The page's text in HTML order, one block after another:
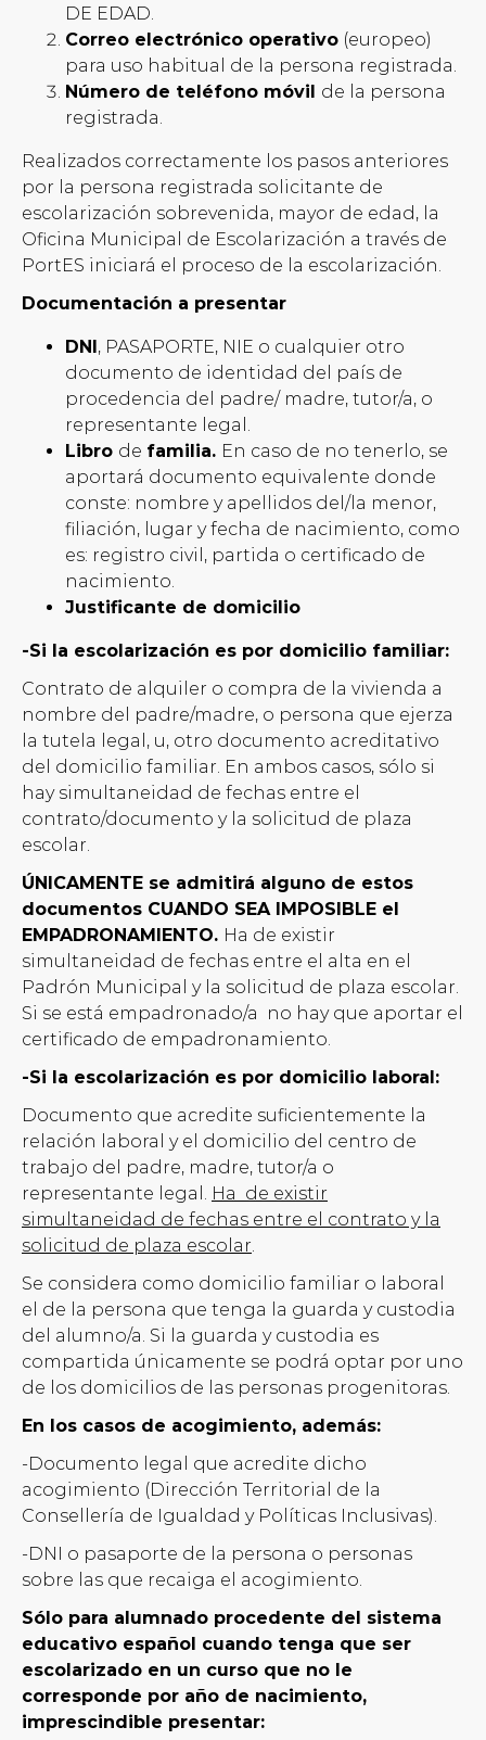
DE EDAD.
Correo electrónico operativo (europeo)
para uso habitual de la persona registrada.
Número de teléfono móvil de la persona
registrada.
Realizados correctamente los pasos anteriores
por la persona registrada solicitante de
escolarización sobrevenida, mayor de edad, la
Oficina Municipal de Escolarización a través de
PortES iniciará el proceso de la escolarización.
Documentación a presentar
DNI , PASAPORTE, NIE o cualquier otro
documento de identidad del país de
procedencia del padre/ madre, tutor/a, o
representante legal.
Libro de familia. En caso de no tenerlo, se
aportará documento equivalente donde
conste: nombre y apellidos del/la menor,
filiación, lugar y fecha de nacimiento, como
es: registro civil, partida o certificado de
nacimiento.
Justificante de domicilio
-Si la escolarización es por domicilio familiar:
Contrato de alquiler o compra de la vivienda a
nombre del padre/madre, o persona que ejerza
la tutela legal, u, otro documento acreditativo
del domicilio familiar. En ambos casos, sólo si
hay simultaneidad de fechas entre el
contrato/documento y la solicitud de plaza
escolar.
ÚNICAMENTE se admitirá alguno de estos
documentos CUANDO SEA IMPOSIBLE el
EMPADRONAMIENTO. Ha de existir
simultaneidad de fechas entre el alta en el
Padrón Municipal y la solicitud de plaza escolar.
Si se está empadronado/a no hay que aportar el
certificado de empadronamiento.
-Si la escolarización es por domicilio laboral:
Documento que acredite suficientemente la
relación laboral y el domicilio del centro de
trabajo del padre, madre, tutor/a o
representante legal. Ha de existir
simultaneidad de fechas entre el contrato y la
solicitud de plaza escolar.
Se considera como domicilio familiar o laboral
el de la persona que tenga la guarda y custodia
del alumno/a. Si la guarda y custodia es
compartida únicamente se podrá optar por uno
de los domicilios de las personas progenitoras.
En los casos de acogimiento, además:
-Documento legal que acredite dicho
acogimiento (Dirección Territorial de la
Consellería de Igualdad y Políticas Inclusivas).
-DNI o pasaporte de la persona o personas
sobre las que recaiga el acogimiento.
Sólo para alumnado procedente del sistema
educativo español cuando tenga que ser
escolarizado en un curso que no le
corresponde por año de nacimiento,
imprescindible presentar: